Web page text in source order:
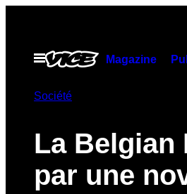
contentOpen
Menu
Magazine
Société
La Belgian
par une